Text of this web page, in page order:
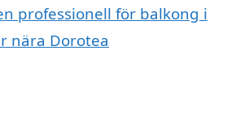
professionell för balkong i
nära Dorotea